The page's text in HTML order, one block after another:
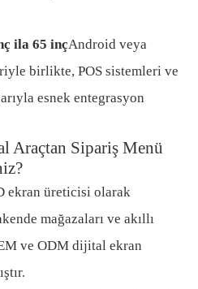
ila 65 inçAndroid veya
birlikte, POS sistemleri ve
esnek entegrasyon
Araçtan Sipariş Menü
ekran üreticisi olarak
mağazaları ve akıllı
ve ODM dijital ekran